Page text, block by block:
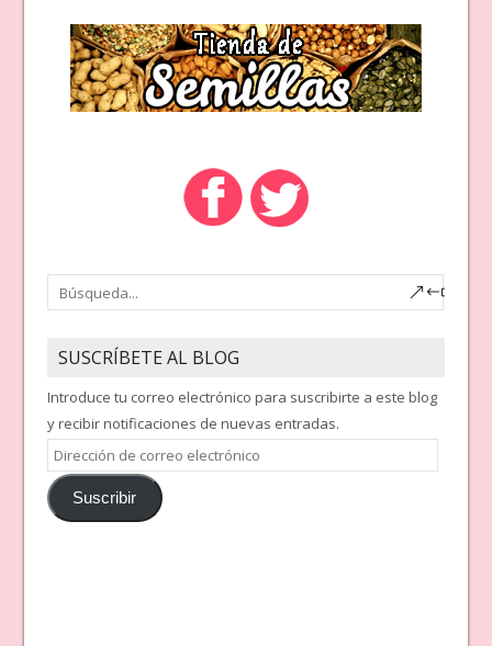
SUSCRÍBETE AL BLOG
Introduce tu correo electrónico para suscribirte a este blog
y recibir notificaciones de nuevas entradas.
Dirección
de
correoSuscribir